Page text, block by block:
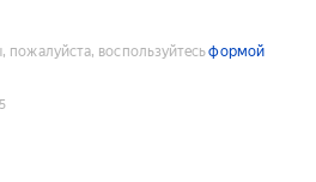
пожалуйста, воспользуйтесьформой